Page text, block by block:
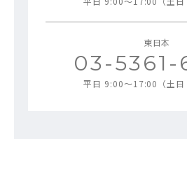
東日本
03-5361-
平日 9:00～17:00（土日